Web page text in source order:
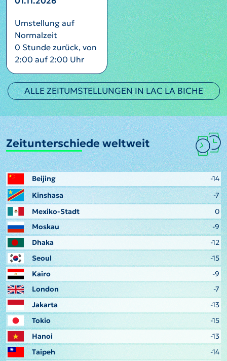
Umstellung auf
Normalzeit
0 Stunde zurück, von
2:00 auf 2:00 Uhr
ALLE ZEITUMSTELLUNGEN IN LAC LA BICHE
Zeitunterschiede weltweit
Beijing
-14
Kinshasa
-7
Mexiko-Stadt
0
Moskau
-9
Dhaka
-12
Seoul
-15
Kairo
-9
London
-7
Jakarta
-13
Tokio
-15
Hanoi
-13
Taipeh
-14